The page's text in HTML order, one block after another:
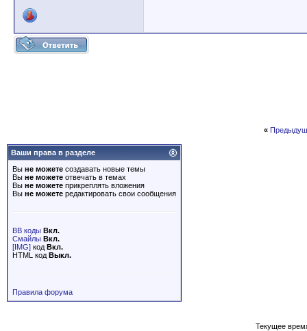
«
Ваши права в разделе
Вы не можете создавать новые темы
Вы не можете отвечать в темах
Вы не можете прикреплять вложения
Вы не можете редактировать свои сообщения
BB коды Вкл.
Смайлы Вкл.
[IMG] код Вкл.
HTML код Выкл.
Правила форума
Текущее